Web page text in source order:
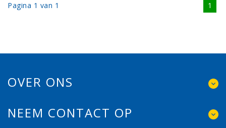
Pagina 1 van 1 1
OVER ONS
NEEM CONTACT OP